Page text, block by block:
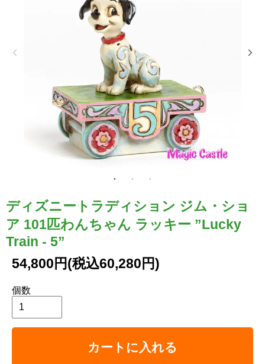
ディズニートラディション ジム・ショ
ア 101匹わんちゃん ラッキー ”Lucky
Train - 5”
54,800円(税込60,280円)
個数
カートに入れる